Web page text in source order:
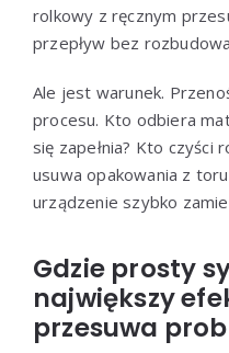
rolkowy z ręcznym
przepływ bez
Ale jest warunek.
procesu. Kto odbiera
się zapełnia? Kto czyści
usuwa opakowania z
urządzenie szybko
Gdzie prosty
największy
przesuwa